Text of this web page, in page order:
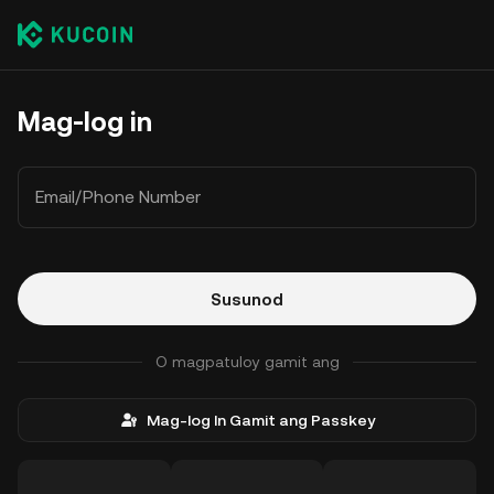
Mag-log in
Email/Phone Number
Susunod
O magpatuloy gamit ang
Mag-log In Gamit ang Passkey